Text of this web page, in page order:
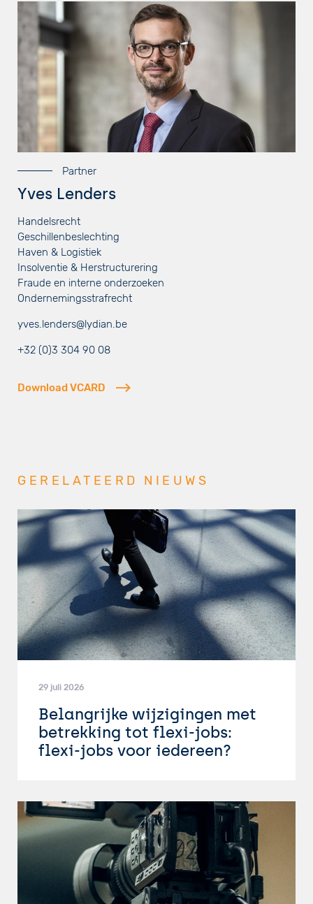
Partner
Yves Lenders
Handelsrecht
Geschillenbeslechting
Haven & Logistiek
Insolventie & Herstructurering
Fraude en interne onderzoeken
Ondernemingsstrafrecht
yves.lenders@lydian.be
+32 (0)3 304 90 08
Download VCARD
GERELATEERD NIEUWS
29 juli 2026
Belangrijke wijzigingen met
betrekking tot flexi-jobs:
flexi-jobs voor iedereen?